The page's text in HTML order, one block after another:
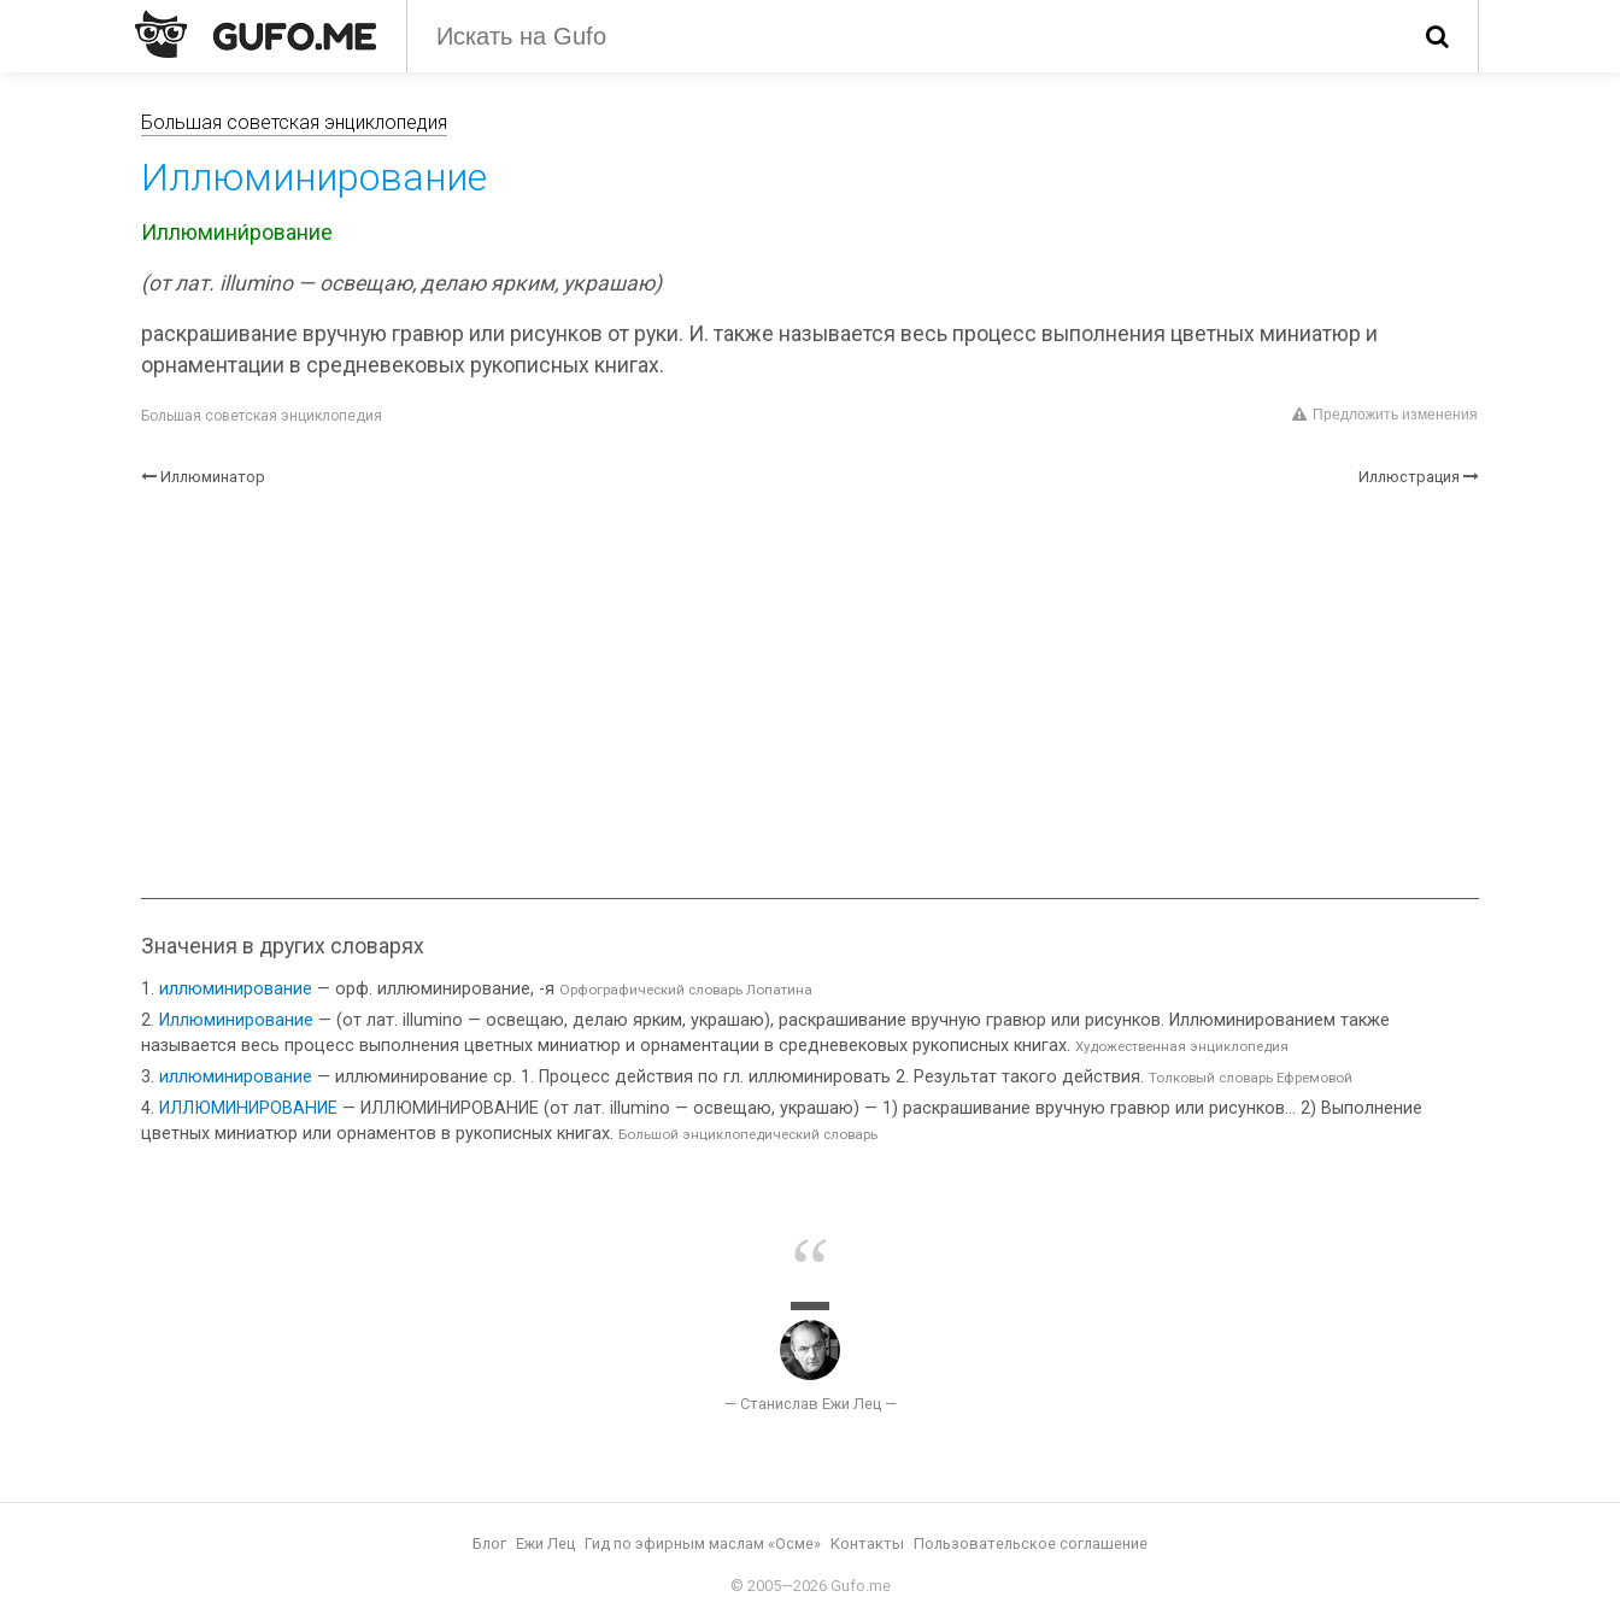
Большая советская энциклопедия
Иллюминирование
Иллюмини́рование
(от лат. illumino — освещаю, делаю ярким, украшаю)
раскрашивание вручную гравюр или рисунков от руки. И. также называется весь процесс выполнения цветных миниатюр и
орнаментации в средневековых рукописных книгах.
Большая советская энциклопедия Предложить изменения
Иллюминатор Иллюстрация
Значения в других словарях
иллюминирование — орф. иллюминирование, -я Орфографический словарь Лопатина
Иллюминирование — (от лат. illumino — освещаю, делаю ярким, украшаю), раскрашивание вручную гравюр или рисунков. Иллюминированием также
называется весь процесс выполнения цветных миниатюр и орнаментации в средневековых рукописных книгах. Художественная энциклопедия
иллюминирование — иллюминирование ср. 1. Процесс действия по гл. иллюминировать 2. Результат такого действия. Толковый словарь Ефремовой
ИЛЛЮМИНИРОВАНИЕ — ИЛЛЮМИНИРОВАНИЕ (от лат. illumino — освещаю, украшаю) — 1) раскрашивание вручную гравюр или рисунков... 2) Выполнение
цветных миниатюр или орнаментов в рукописных книгах. Большой энциклопедический словарь
Блог Ежи Лец Гид по эфирным маслам «Осме» Контакты Пользовательское соглашение
© 2005—2026 Gufo.me